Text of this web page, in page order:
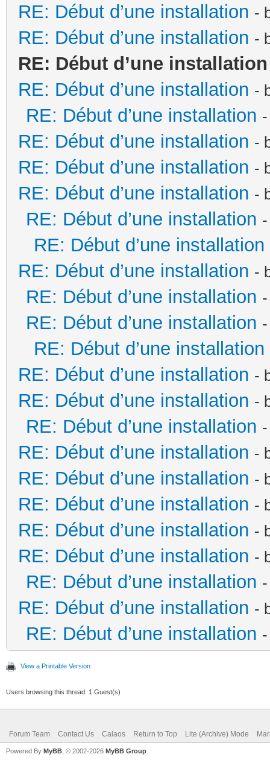
RE: Début d’une installation -
RE: Début d’une installation -
RE: Début d’une installation
RE: Début d’une installation -
RE: Début d’une installation
RE: Début d’une installation -
RE: Début d’une installation -
RE: Début d’une installation -
RE: Début d’une installation
RE: Début d’une installation
RE: Début d’une installation -
RE: Début d’une installation
RE: Début d’une installation
RE: Début d’une installation
RE: Début d’une installation -
RE: Début d’une installation -
RE: Début d’une installation
RE: Début d’une installation -
RE: Début d’une installation -
RE: Début d’une installation -
RE: Début d’une installation -
RE: Début d’une installation -
RE: Début d’une installation
RE: Début d’une installation -
RE: Début d’une installation
View a Printable Version
Users browsing this thread: 1 Guest(s)
Forum Team Contact Us Calaos Return to Top Lite (Archive) Mode
Powered By MyBB , © 2002-2026 MyBB Group